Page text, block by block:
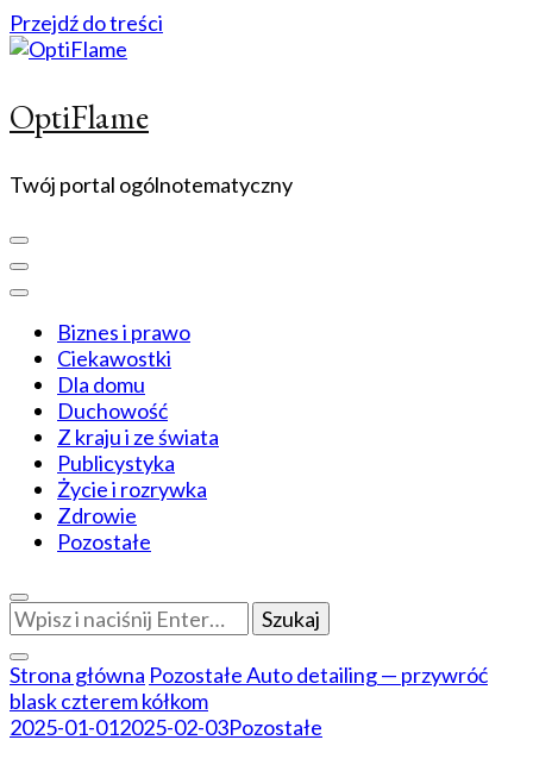
Przejdź do treści
OptiFlame
Twój portal ogólnotematyczny
Biznes i prawo
Ciekawostki
Dla domu
Duchowość
Z kraju i ze świata
Publicystyka
Życie i rozrywka
Zdrowie
Pozostałe
Szukasz
czegoś?
Strona główna PozostałeAuto detailing — przywróć
blask czterem kółkom
2025-01-012025-02-03Pozostałe